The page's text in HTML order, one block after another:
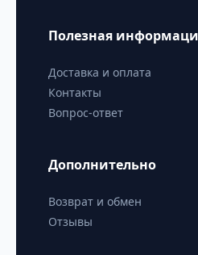
Полезная
Доставка и оплата
Контакты
Вопрос-ответ
Дополнительно
Возврат и обмен
Отзывы